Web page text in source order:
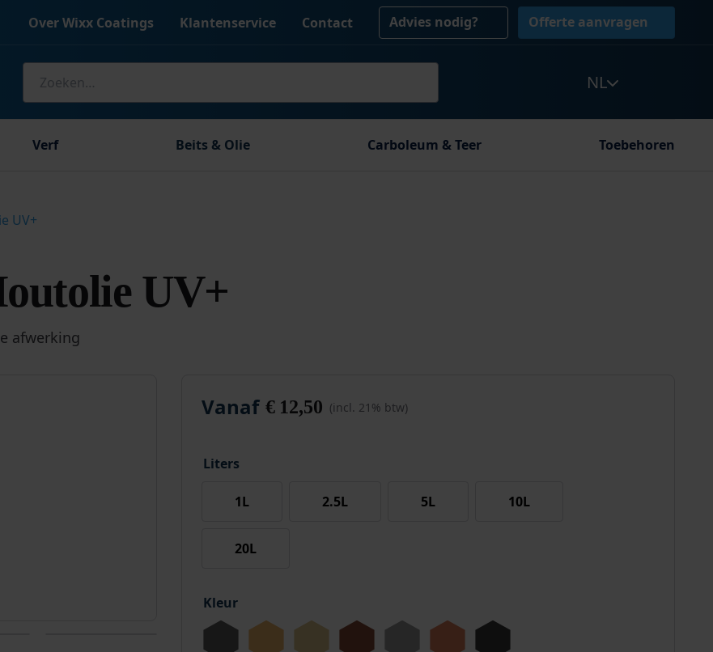
Over Wixx Coatings Klantenservice Contact Advies nodig? Offerte aanvragen
naar:
NL
Verf Beits & Olie Carboleum & Teer Toebehoren
UV+
UV+
afwerking
Vanaf €12,50 (incl. 21% btw)
Liters
1L 2.5L 5L 10L
20L
Kleur